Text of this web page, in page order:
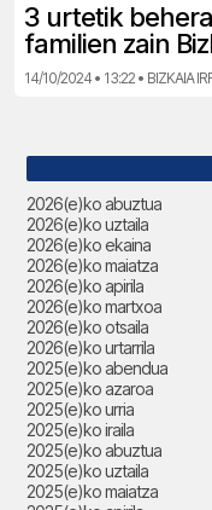
3 urtetik
familien zain
14/10/2024 • 13:22 • BIZKAIA
2026(e)ko abuztua
2026(e)ko uztaila
2026(e)ko ekaina
2026(e)ko maiatza
2026(e)ko apirila
2026(e)ko martxoa
2026(e)ko otsaila
2026(e)ko urtarrila
2025(e)ko abendua
2025(e)ko azaroa
2025(e)ko urria
2025(e)ko iraila
2025(e)ko abuztua
2025(e)ko uztaila
2025(e)ko maiatza